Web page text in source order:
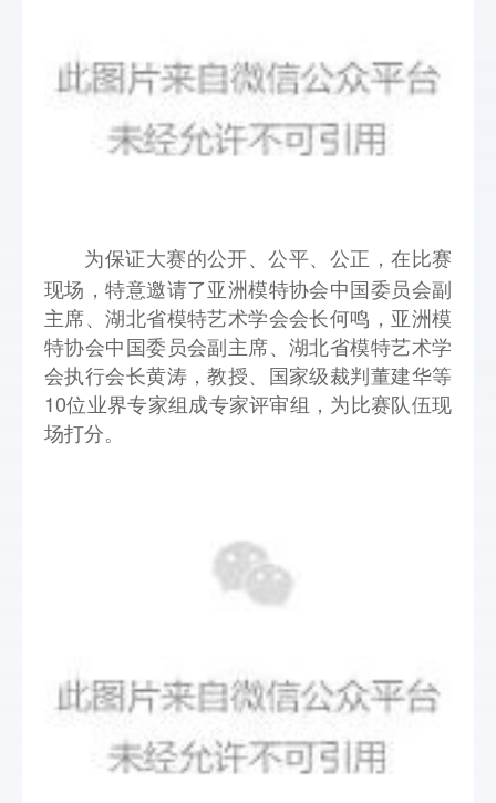
为保证大赛的公开、公平、公正，在比赛
现场，特意邀请了亚洲模特协会中国委员会副
主席、湖北省模特艺术学会会长何鸣，亚洲模
特协会中国委员会副主席、湖北省模特艺术学
会执行会长黄涛，教授、国家级裁判董建华等
10位业界专家组成专家评审组，为比赛队伍现
场打分。